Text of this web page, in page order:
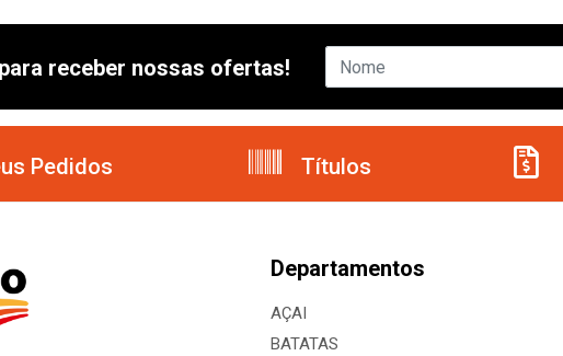
receber nossas ofertas!
Pedidos Títulos
Departamentos
AÇAI
BATATAS